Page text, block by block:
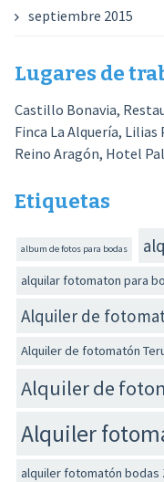
septiembre 2015
Lugares de
Castillo Bonavia,
Finca La Alquería,
Reino Aragón, Hotel
Etiquetas
album de fotos para bodas
alquilar fotomaton para
Alquiler de
Alquiler de fotomatón
Alquiler de
Alquiler
alquiler fotomatón bodas